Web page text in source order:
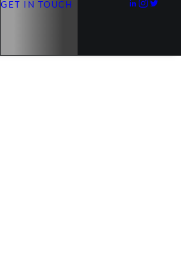
GET IN TOUCH